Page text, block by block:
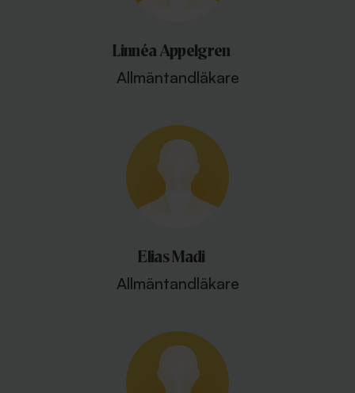
Linnéa Appelgren
Allmäntandläkare
Elias Madi
Allmäntandläkare